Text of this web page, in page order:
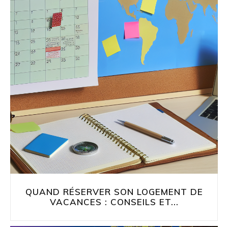
QUAND RÉSERVER SON LOGEMENT DE
VACANCES : CONSEILS ET...